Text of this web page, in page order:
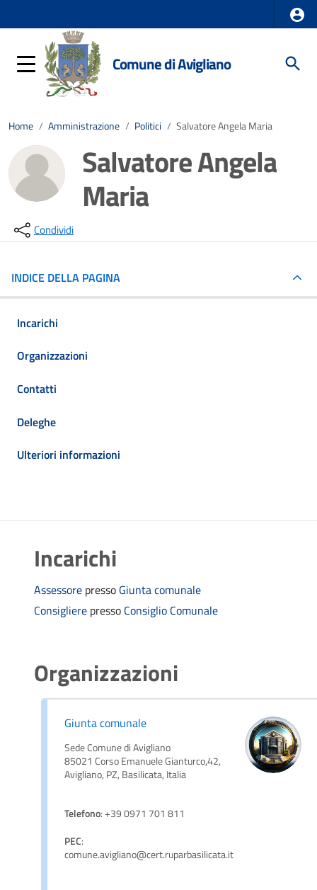
Comune di Avigliano
Home / Amministrazione / Politici / Salvatore Angela Maria
Salvatore Angela
Maria
Condividi
INDICE DELLA PAGINA
Incarichi
Organizzazioni
Contatti
Deleghe
Ulteriori informazioni
Incarichi
Assessore presso Giunta comunale
Consigliere presso Consiglio Comunale
Organizzazioni
Giunta comunale
Sede Comune di Avigliano
85021 Corso Emanuele Gianturco,42,
Avigliano, PZ, Basilicata, Italia
Telefono: +39 0971 701 811
PEC:
comune.avigliano@cert.ruparbasilicata.it